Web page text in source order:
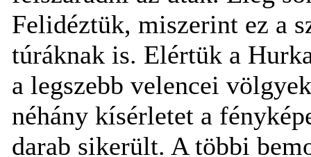
Felidéztük, miszerint ez a
túráknak is. Elértük a
a legszebb velencei
néhány kísérletet a
darab sikerült. A többi